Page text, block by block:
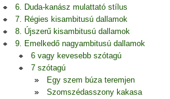
6. Duda-kanász mulattató stílus
7. Régies kisambitusú dallamok
8. Újszerű kisambitusú dallamok
9. Emelkedő nagyambitusú dallamok
6 vagy kevesebb szótagú
7 szótagú
Egy szem búza teremjen
Szomszédasszony kakasa